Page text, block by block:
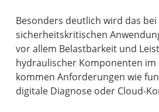
Besonders deutlich wird das bei
sicherheitskritischen
vor allem Belastbarkeit und
hydraulischer Komponenten
kommen Anforderungen wie
digitale Diagnose oder Cloud-